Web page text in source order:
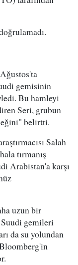
gemisinin
Bu hamleyi
Seri, grubun
belirtti.
Salah
tırmanış
Arabistan'a karşı
uzun bir
Suudi gemileri
da su yolundan